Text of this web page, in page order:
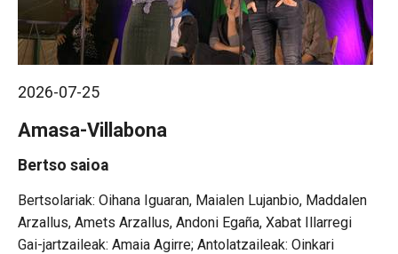
2026-07-25
Amasa-Villabona
Bertso saioa
Oihana Iguaran, Maialen Lujanbio, Maddalen
Arzallus, Amets Arzallus, Andoni Egaña, Xabat Illarregi
Gai-jartzaileak: Amaia Agirre; Antolatzaileak: Oinkari